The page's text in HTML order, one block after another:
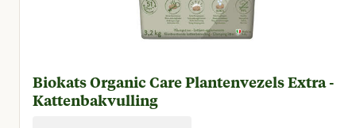
Biokats Organic Care Plantenvezels Extra -
Kattenbakvulling